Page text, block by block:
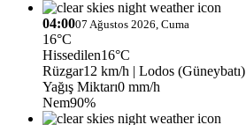
04:0007 Ağustos 2026, Cuma
16°C
Hissedilen16°C
Rüzgar12 km/h | Lodos (Güneybatı)
Yağış Miktarı0 mm/h
Nem90%